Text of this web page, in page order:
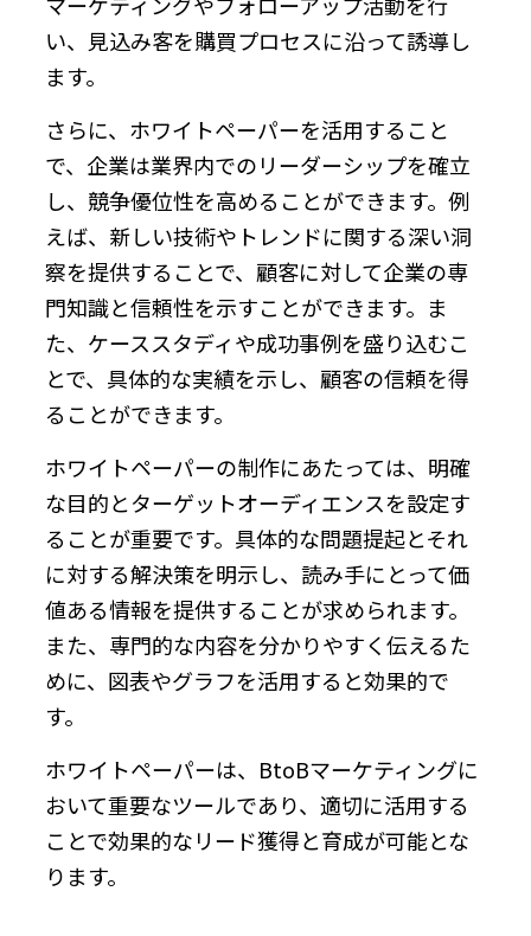
い、見込み客を購買プロセスに沿って誘導し
ます。
さらに、ホワイトペーパーを活用すること
で、企業は業界内でのリーダーシップを確立
し、競争優位性を高めることができます。例
えば、新しい技術やトレンドに関する深い洞
察を提供することで、顧客に対して企業の専
門知識と信頼性を示すことができます。ま
た、ケーススタディや成功事例を盛り込むこ
とで、具体的な実績を示し、顧客の信頼を得
ることができます。
ホワイトペーパーの制作にあたっては、明確
な目的とターゲットオーディエンスを設定す
ることが重要です。具体的な問題提起とそれ
に対する解決策を明示し、読み手にとって価
値ある情報を提供することが求められます。
また、専門的な内容を分かりやすく伝えるた
めに、図表やグラフを活用すると効果的で
す。
ホワイトペーパーは、BtoBマーケティングに
おいて重要なツールであり、適切に活用する
ことで効果的なリード獲得と育成が可能とな
ります。